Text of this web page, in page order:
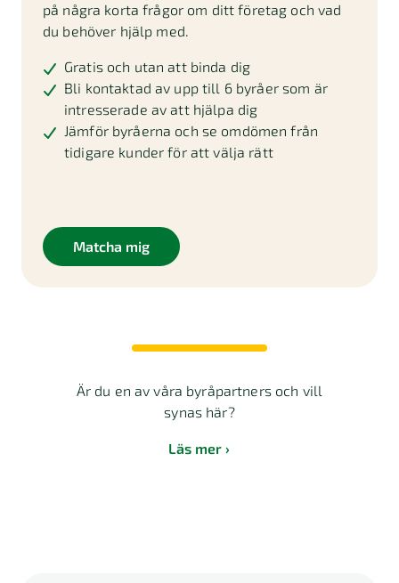
på några korta frågor om ditt företag och vad
du behöver hjälp med.
Gratis och utan att binda dig
Bli kontaktad av upp till 6 byråer som är
intresserade av att hjälpa dig
Jämför byråerna och se omdömen från
tidigare kunder för att välja rätt
Matcha mig
Är du en av våra byråpartners och vill
synas här?
Läs mer